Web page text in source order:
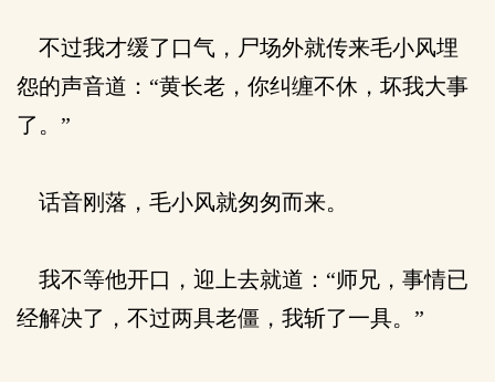
不过我才缓了口气，尸场外就传来毛小风埋
怨的声音道：“黄长老，你纠缠不休，坏我大事
了。”
话音刚落，毛小风就匆匆而来。
我不等他开口，迎上去就道：“师兄，事情已
经解决了，不过两具老僵，我斩了一具。”